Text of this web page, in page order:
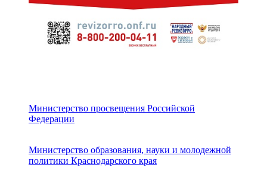
Министерство просвещения Российской
Федерации
Министерство образования, науки и молодежной
политики Краснодарского края